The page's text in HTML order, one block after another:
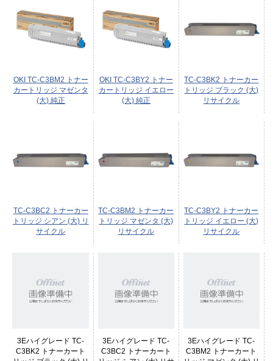
OKI TC-C3BM2 トナー
カートリッジ マゼンタ
(大) 純正
OKI TC-C3BY2 トナー
カートリッジ イエロー
(大) 純正
TC-C3BK2 トナーカー
トリッジ ブラック (大)
リサイクル
TC-C3BC2 トナーカー
トリッジ シアン (大) リ
サイクル
TC-C3BM2 トナーカー
トリッジ マゼンタ (大)
リサイクル
TC-C3BY2 トナーカー
トリッジ イエロー (大)
リサイクル
3Eハイグレード TC-
C3BK2 トナーカート
3Eハイグレード TC-
C3BC2 トナーカート
3Eハイグレード TC-
C3BM2 トナーカート